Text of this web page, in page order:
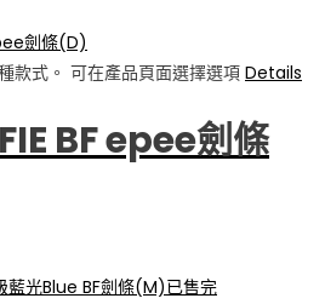
款式。 可在產品頁面選擇選項 Details
BF epee劍條
已售完